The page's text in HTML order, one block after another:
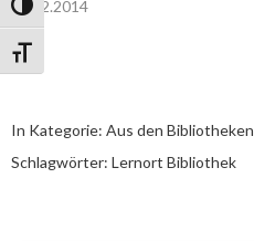
Umschalten auf hohe Kontraste
Schrift vergrößern
11.12.2014
In Kategorie: Aus den Bibliotheken
Schlagwörter: Lernort Bibliothek